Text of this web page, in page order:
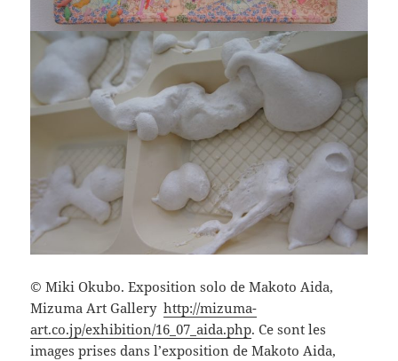
© Miki Okubo. Exposition solo de Makoto Aida,
Mizuma Art Galleryhttp://mizuma-
art.co.jp/exhibition/16_07_aida.php. Ce sont les
images prises dans l’exposition de Makoto Aida,